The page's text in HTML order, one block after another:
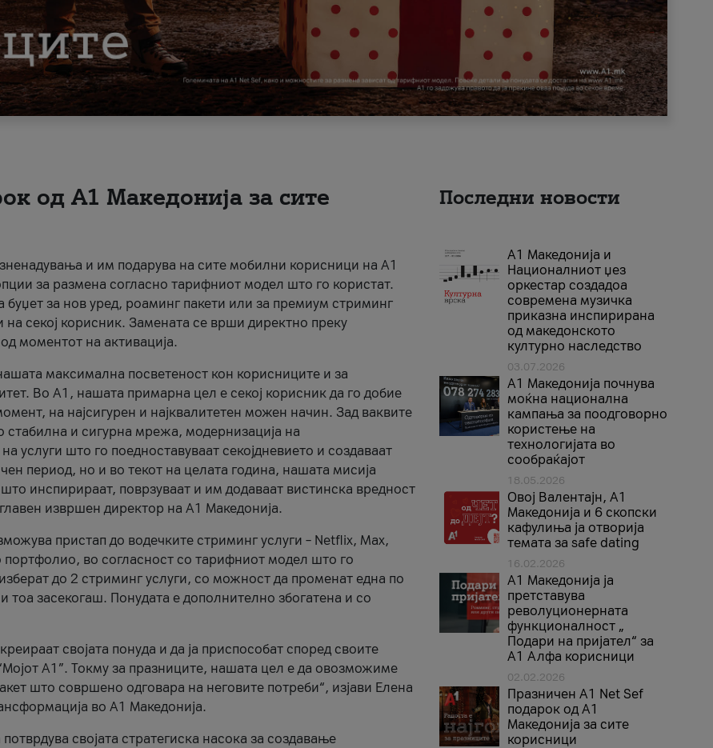
од А1 Македонија за сите
и им подарува на сите мобилни корисници на A1
за размена согласно тарифниот модел што го користат.
буџет за нов уред, роаминг пакети или за премиум стриминг
секој корисник. Замената се врши директно преку
моментот на активација.
максимална посветеност кон корисниците и за
Во А1, нашата примарна цел е секој корисник да го добие
на најсигурен и најквалитетен можен начин. Зад ваквите
стабилна и сигурна мрежа, модернизација на
услуги што го поедноставуваат секојдневието и создаваат
период, но и во текот на целата година, нашата мисија
инспирираат, поврзуваат и им додаваат вистинска вредност
извршен директор на А1 Македонија.
пристап до водечките стриминг услуги – Netflix, Max,
во согласност со тарифниот модел што го
до 2 стриминг услуги, со можност да променат една по
тоа засекогаш. Понудата е дополнително збогатена и со
својата понуда и да ја приспособат според своите
А1”. Токму за празниците, нашата цел е да овозможиме
што совршено одговара на неговите потреби“, изјави Елена
во А1 Македонија.
својата стратегиска насока за создавање
Последни новости
А1 Македонија и
Националниот џез
оркестар создадоа
современа музичка
приказна инспирирана
од македонското
културно наследство
03.07.2026
A1 Македонија почнува
моќна национална
кампања за поодговорно
користење на
технологијата во
сообраќајот
18.05.2026
Овој Валентајн, A1
Македонија и 6 скопски
кафулиња ја отворија
темата за safe dating
16.02.2026
А1 Македонија ја
претставува
револуционерната
функционалност „
Подари на пријател“ за
А1 Алфа корисници
02.02.2026
Празничен A1 Net Sеf
подарок од А1
Македонија за сите
корисници